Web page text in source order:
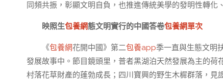
同頻共振，彰顯文明自負，也推進傳統美學的發明性轉
映照生包養網態文明實行的中國答卷包養網單次
《包養網花開中國》第二包養app季一直與生態文明
發展故事中。節目鏡頭里，普者黑湖泊天然發展為主的
村落花草財產的蓬勃成長；四川寶興的野生木樨群落，見